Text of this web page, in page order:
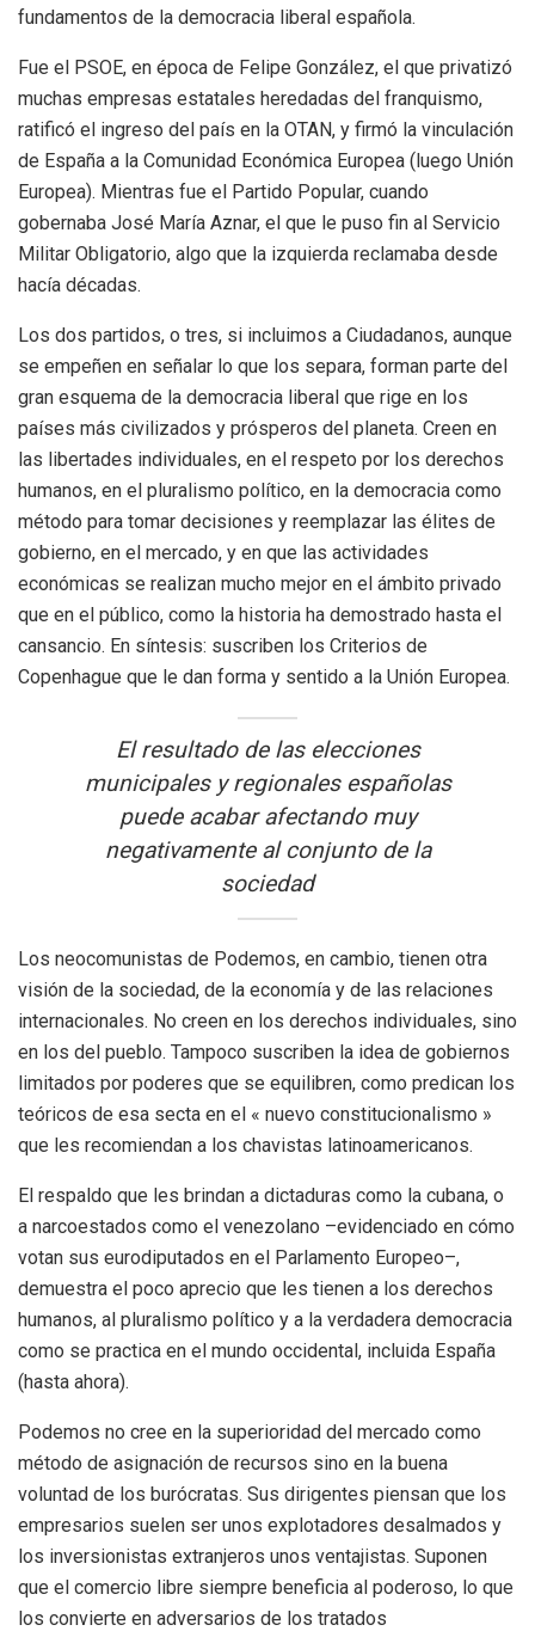
fundamentos de la democracia liberal española.
Fue el PSOE, en época de Felipe González, el que privatizó
muchas empresas estatales heredadas del franquismo,
ratificó el ingreso del país en la OTAN, y firmó la vinculación
de España a la Comunidad Económica Europea (luego Unión
Europea). Mientras fue el Partido Popular, cuando
gobernaba José María Aznar, el que le puso fin al Servicio
Militar Obligatorio, algo que la izquierda reclamaba desde
hacía décadas.
Los dos partidos, o tres, si incluimos a Ciudadanos, aunque
se empeñen en señalar lo que los separa, forman parte del
gran esquema de la democracia liberal que rige en los
países más civilizados y prósperos del planeta. Creen en
las libertades individuales, en el respeto por los derechos
humanos, en el pluralismo político, en la democracia como
método para tomar decisiones y reemplazar las élites de
gobierno, en el mercado, y en que las actividades
económicas se realizan mucho mejor en el ámbito privado
que en el público, como la historia ha demostrado hasta el
cansancio. En síntesis: suscriben los Criterios de
Copenhague que le dan forma y sentido a la Unión Europea.
El resultado de las elecciones
municipales y regionales españolas
puede acabar afectando muy
negativamente al conjunto de la
sociedad
Los neocomunistas de Podemos, en cambio, tienen otra
visión de la sociedad, de la economía y de las relaciones
internacionales. No creen en los derechos individuales, sino
en los del pueblo. Tampoco suscriben la idea de gobiernos
limitados por poderes que se equilibren, como predican los
teóricos de esa secta en el « nuevo constitucionalismo »
que les recomiendan a los chavistas latinoamericanos.
El respaldo que les brindan a dictaduras como la cubana, o
a narcoestados como el venezolano –evidenciado en cómo
votan sus eurodiputados en el Parlamento Europeo–,
demuestra el poco aprecio que les tienen a los derechos
humanos, al pluralismo político y a la verdadera democracia
como se practica en el mundo occidental, incluida España
(hasta ahora).
Podemos no cree en la superioridad del mercado como
método de asignación de recursos sino en la buena
voluntad de los burócratas. Sus dirigentes piensan que los
empresarios suelen ser unos explotadores desalmados y
los inversionistas extranjeros unos ventajistas. Suponen
que el comercio libre siempre beneficia al poderoso, lo que
los convierte en adversarios de los tratados